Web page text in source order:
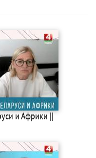
и Африки ||